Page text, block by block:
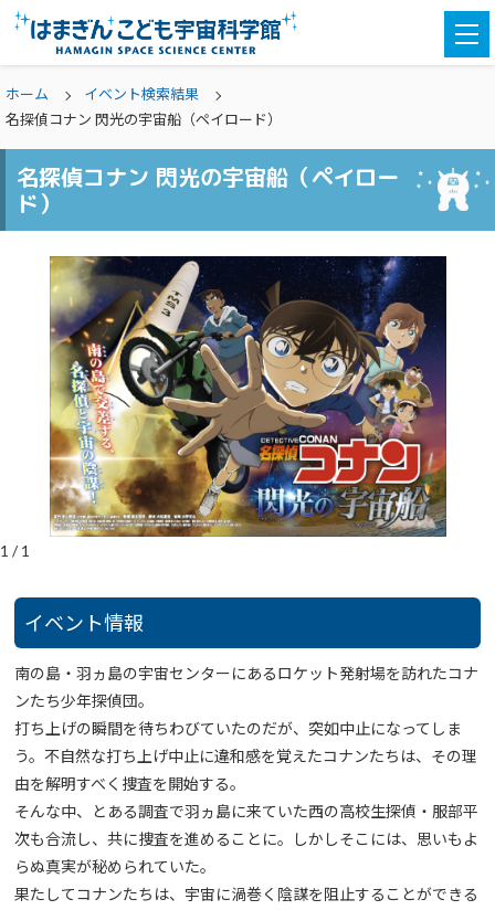
ホーム
イベント検索結果
名探偵コナン 閃光の宇宙船（ペイロード）
名探偵コナン 閃光の宇宙船（ペイロー
ド）
1 /1
イベント情報
南の島・羽ヵ島の宇宙センターにあるロケット発射場を訪れたコナ
ンたち少年探偵団。
打ち上げの瞬間を待ちわびていたのだが、突如中止になってしま
う。不自然な打ち上げ中止に違和感を覚えたコナンたちは、その理
由を解明すべく捜査を開始する。
そんな中、とある調査で羽ヵ島に来ていた西の高校生探偵・服部平
次も合流し、共に捜査を進めることに。しかしそこには、思いもよ
らぬ真実が秘められていた。
果たしてコナンたちは、宇宙に渦巻く陰謀を阻止することができる